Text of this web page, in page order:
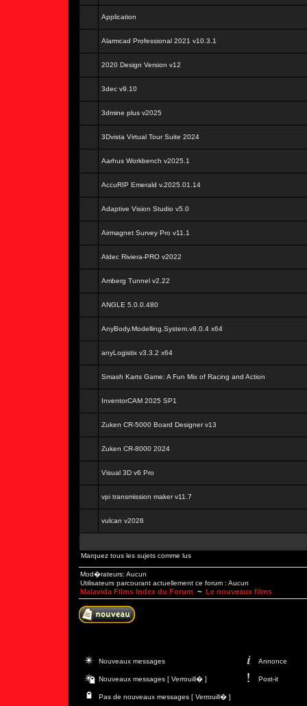
Application
Alarmcad Professional 2021 v10.3.1
2020 Design Version v12
3dec v9.10
3dmine plus v2025
3Dvista Virtual Tour Suite 2024
Aarhus Workbench v2025.1
AccuRIP Emerald v.2025.01.14
Adaptive Vision Studio v5.0
Airmagnet Survey Pro v11.1
Aldec Riviera-PRO v2022
Amberg Tunnel v2.22
ANGLE 5.0.0.480
AnyBody.Modelling.System.v8.0.4 x64
anyLogistix v3.3.2 x64
Smash Karts Game: A Fun Mix of Racing and Action
InventorCAM 2025 SP1
Zuken CR-5000 Board Designer v13
Zuken CR-8000 2024
Visual 3D v6 Pro
vpi transmission maker v11.7
vulcan v2026
Marquez tous les sujets comme lus
Mod�rateurs: Aucun
Utilisateurs parcourant actuellement ce forum : Aucun
Malavida Films Index du Forum ~ Le nouveaux films
Nouveaux messages Annonce
Nouveaux messages [ Verrouill� ] Post-it
Pas de nouveaux messages [ Verrouill� ]